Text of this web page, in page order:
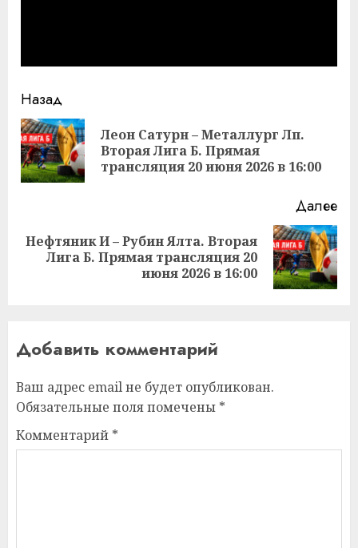
Продолжить
чтение
Назад
Леон Сатурн – Металлург Лп.
Вторая Лига Б. Прямая
трансляция 20 июня 2026 в 16:00
Далее
Следующая
Нефтяник И – Рубин Ялта. Вторая
Лига Б. Прямая трансляция 20
июня 2026 в 16:00
Добавить комментарий
Ваш адрес email не будет опубликован.
Обязательные поля помечены *
Комментарий *